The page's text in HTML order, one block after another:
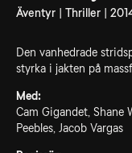
Äventyr | Thriller |
Den vanhedrade
styrka i jakten på
Med:
Cam Gigandet, Shane
Peebles, Jacob Vargas